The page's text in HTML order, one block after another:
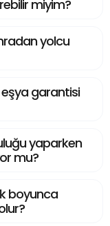
miyim?
yolcu
garantisi
yaparken
mu?
boyunca